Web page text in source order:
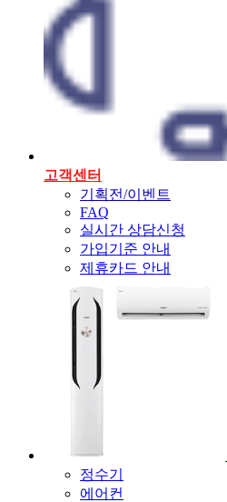
고객센터
기획전/이벤트
FAQ
실시간 상담신청
가입기준 안내
제휴카드 안내
정수기
에어컨